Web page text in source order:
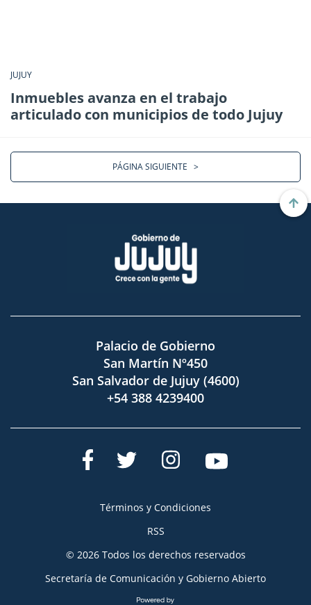
JUJUY
Inmuebles avanza en el trabajo
articulado con municipios de todo Jujuy
PÁGINA SIGUIENTE >
Palacio de Gobierno
San Martín Nº450
San Salvador de Jujuy (4600)
+54 388 4239400
Términos y Condiciones
RSS
© 2026 Todos los derechos reservados
Secretaría de Comunicación y Gobierno Abierto